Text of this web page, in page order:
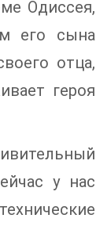
Одиссея,
его сына
отца,
героя
у нас